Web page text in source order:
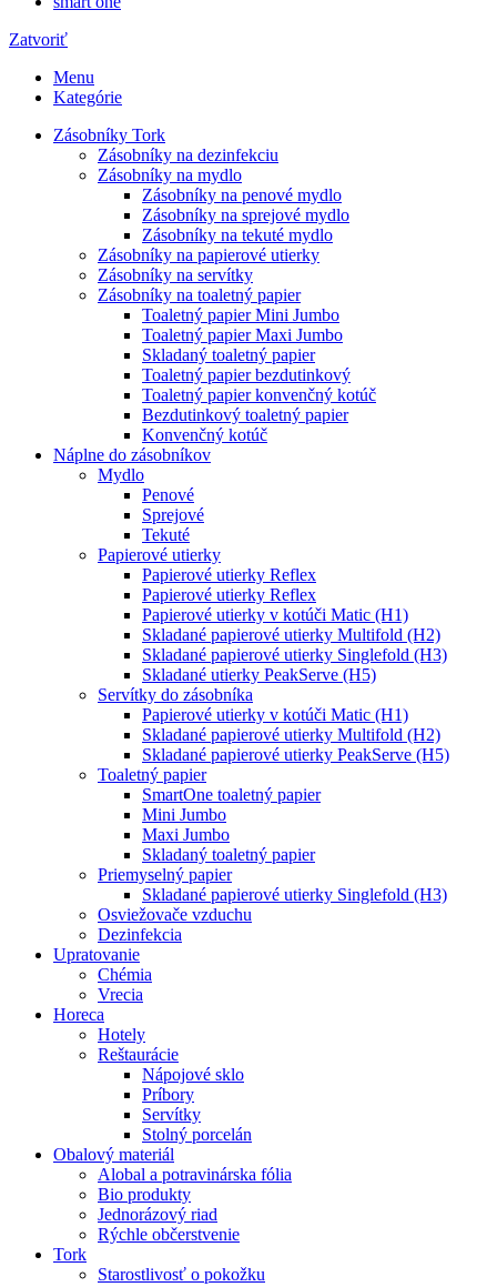
Zatvoriť
Menu
Kategórie
Zásobníky Tork
Zásobníky na dezinfekciu
Zásobníky na mydlo
Zásobníky na penové mydlo
Zásobníky na sprejové mydlo
Zásobníky na tekuté mydlo
Zásobníky na papierové utierky
Zásobníky na servítky
Zásobníky na toaletný papier
Toaletný papier Mini Jumbo
Toaletný papier Maxi Jumbo
Skladaný toaletný papier
Toaletný papier bezdutinkový
Toaletný papier konvenčný kotúč
Bezdutinkový toaletný papier
Konvenčný kotúč
Náplne do zásobníkov
Mydlo
Penové
Sprejové
Tekuté
Papierové utierky
Papierové utierky Reflex
Papierové utierky Reflex
Papierové utierky v kotúči Matic (H1)
Skladané papierové utierky Multifold (H2)
Skladané papierové utierky Singlefold (H3)
Skladané utierky PeakServe (H5)
Servítky do zásobníka
Papierové utierky v kotúči Matic (H1)
Skladané papierové utierky Multifold (H2)
Skladané papierové utierky PeakServe (H5)
Toaletný papier
SmartOne toaletný papier
Mini Jumbo
Maxi Jumbo
Skladaný toaletný papier
Priemyselný papier
Skladané papierové utierky Singlefold (H3)
Osviežovače vzduchu
Dezinfekcia
Upratovanie
Chémia
Vrecia
Horeca
Hotely
Reštaurácie
Nápojové sklo
Príbory
Servítky
Stolný porcelán
Obalový materiál
Alobal a potravinárska fólia
Bio produkty
Jednorázový riad
Rýchle občerstvenie
Tork
Starostlivosť o pokožku